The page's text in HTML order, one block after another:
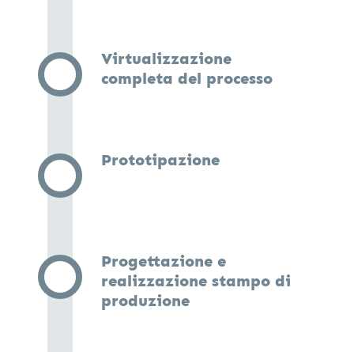
Virtualizzazione
completa del processo
Prototipazione
Progettazione e
realizzazione stampo di
produzione